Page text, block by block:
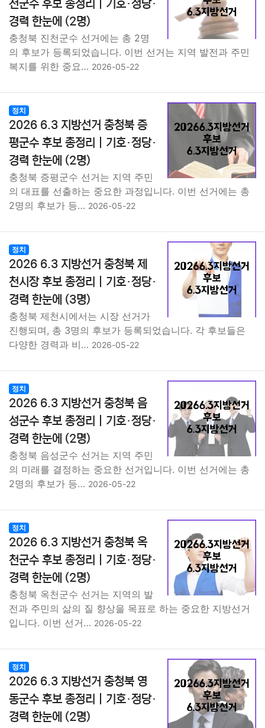
천군수 후보 총정리｜기호·정당·
경력 한눈에 (2명)
충청북 진천군수 선거에는 총 2명
의 후보가 등록되었습니다. 이번 선거는 지역 발전과 주민
복지를 위한 중요… 2026-05-22
정치
2026 6.3 지방선거 충청북 증
평군수 후보 총정리｜기호·정당·
경력 한눈에 (2명)
충청북 증평군수 선거는 지역 주민
의 대표를 선출하는 중요한 과정입니다. 이번 선거에는 총
2명의 후보가 등… 2026-05-22
정치
2026 6.3 지방선거 충청북 제
천시장 후보 총정리｜기호·정당·
경력 한눈에 (3명)
충청북 제천시에서는 시장 선거가
진행되며, 총 3명의 후보가 등록되었습니다. 각 후보들은
다양한 경력과 비… 2026-05-22
정치
2026 6.3 지방선거 충청북 음
성군수 후보 총정리｜기호·정당·
경력 한눈에 (2명)
충청북 음성군수 선거는 지역 주민
의 미래를 결정하는 중요한 선거입니다. 이번 선거에는 총
2명의 후보가 등… 2026-05-22
정치
2026 6.3 지방선거 충청북 옥
천군수 후보 총정리｜기호·정당·
경력 한눈에 (2명)
충청북 옥천군수 선거는 지역의 발
전과 주민의 삶의 질 향상을 목표로 하는 중요한 지방선거
입니다. 이번 선거… 2026-05-22
정치
2026 6.3 지방선거 충청북 영
동군수 후보 총정리｜기호·정당·
경력 한눈에 (2명)